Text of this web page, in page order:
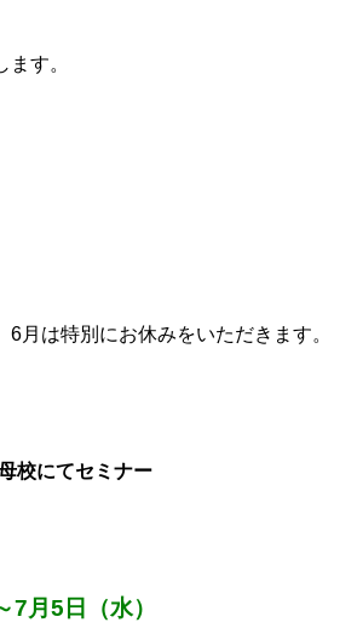
す。
6月は特別にお休みをいただきます。
校にてセミナー
7月5日（水）